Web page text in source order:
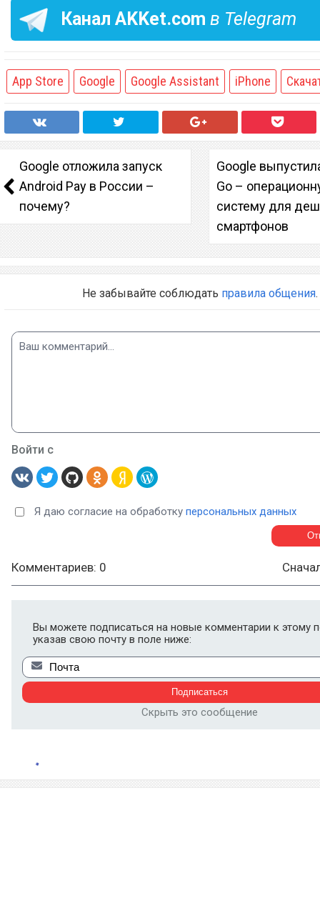
Канал AKKet.com в Telegram
App Store Google Google Assistant iPhone
Google отложила запуск
Android Pay в России –
почему?
Google
Go –
систему для
смартфонов
Не забывайте соблюдать правила общения.
Войти с
Я даю согласие на обработку персональных данных
Комментариев: 0
Вы можете подписаться на новые комментарии к этому
указав свою почту в поле ниже:
Скрыть это сообщение